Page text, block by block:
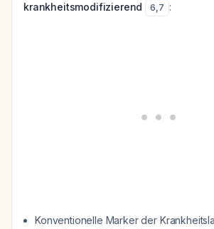
krankheitsmodifizierend
6,7 :
Konventionelle Marker der